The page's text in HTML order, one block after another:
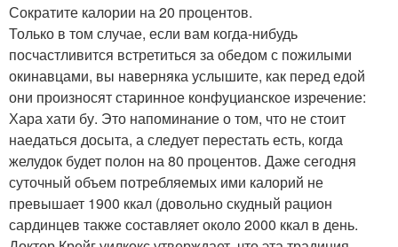
Сократите калории на 20 процентов.
Только в том случае, если вам когда-нибудь
посчастливится встретиться за обедом с пожилыми
окинавцами, вы наверняка услышите, как перед едой
они произносят старинное конфуцианское изречение:
Хара хати бу. Это напоминание о том, что не стоит
наедаться досыта, а следует перестать есть, когда
желудок будет полон на 80 процентов. Даже сегодня
суточный объем потребляемых ими калорий не
превышает 1900 ккал (довольно скудный рацион
сардинцев также составляет около 2000 ккал в день.